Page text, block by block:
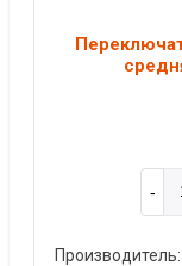
Производитель: